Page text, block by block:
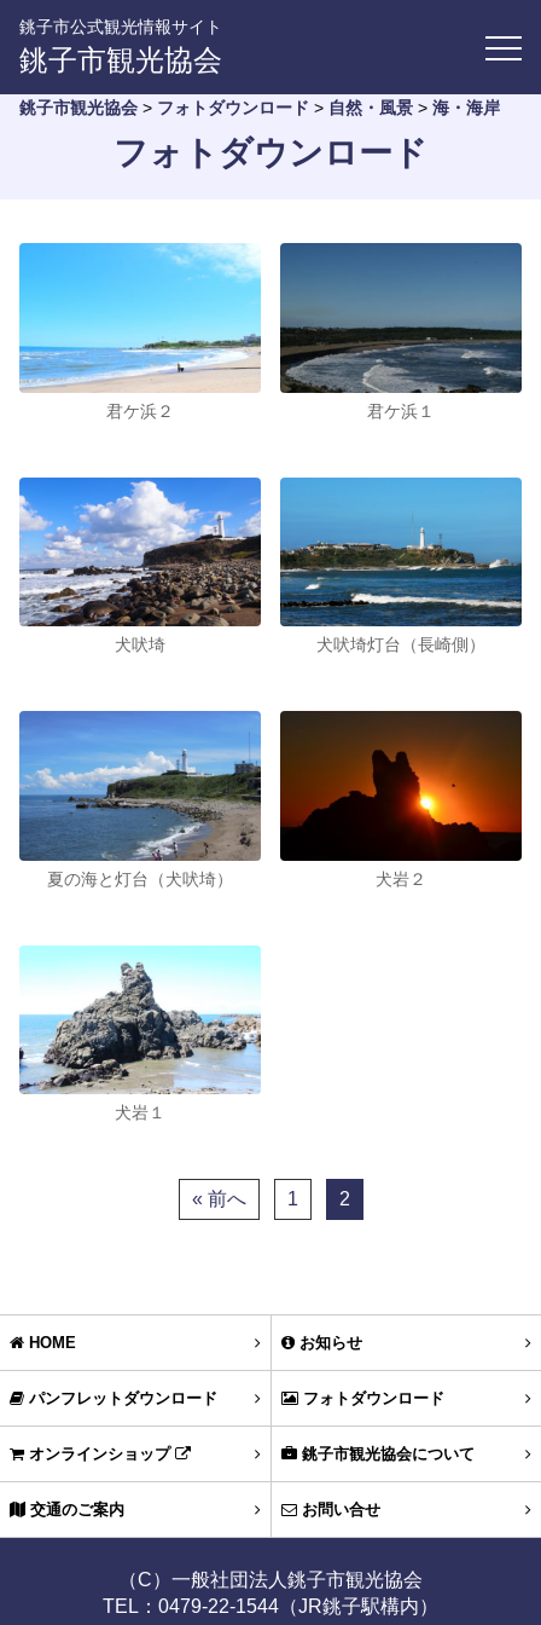
銚子市公式観光情報サイト
銚子市観光協会
銚子市観光協会 > フォトダウンロード > 自然・風景 > 海・海岸
フォトダウンロード
君ケ浜２ 君ケ浜１
犬吠埼 犬吠埼灯台（長崎側）
夏の海と灯台（犬吠埼） 犬岩２
犬岩１
« 前へ 1 2
HOME お知らせ
パンフレットダウンロード フォトダウンロード
オンラインショップ 銚子市観光協会について
交通のご案内 お問い合せ
（C）一般社団法人銚子市観光協会
TEL：0479-22-1544（JR銚子駅構内）